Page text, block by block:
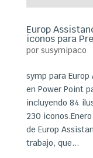
Europ
iconos para
por susymipaco
symp para
en Power Point
incluyendo 84
230
de Europ
trabajo, que...